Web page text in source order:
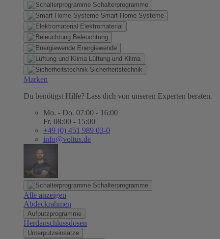
Schalterprogramme
Smart Home Systeme
Elektromaterial
Beleuchtung
Energiewende
Lüftung und Klima
Sicherheitstechnik
Marken
Du benötigst Hilfe? Lass dich von unseren Experten beraten.
Mo. - Do. 07:00 - 16:00
Fr. 08:00 - 15:00
+49 (0) 451 989 03-0
info@voltus.de
Schalterprogramme
Alle anzeigen
Abdeckrahmen
Aufputzprogramme
Herdanschlussdosen
Unterputzeinsätze